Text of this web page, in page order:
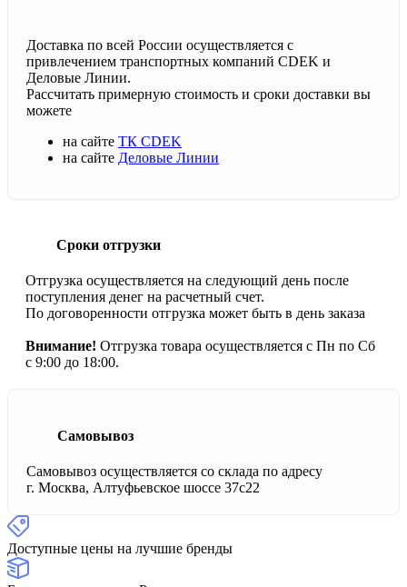
Доставка по всей России осуществляется с
привлечением транспортных компаний CDEK и
Деловые Линии.
Рассчитать примерную стоимость и сроки доставки вы
можете
на сайте ТК CDEK
на сайте Деловые Линии
Сроки отгрузки
Отгрузка осуществляется на следующий день после
поступления денег на расчетный счет.
По договоренности отгрузка может быть в день заказа
Внимание! Отгрузка товара осуществляется с Пн по Сб
с 9:00 до 18:00.
Самовывоз
Самовывоз осуществляется со склада по адресу
г. Москва, Алтуфьевское шоссе 37с22
Доступные цены на лучшие бренды